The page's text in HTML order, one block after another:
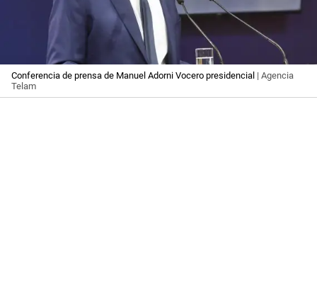
Conferencia de prensa de Manuel Adorni Vocero presidencial | Agencia
Telam